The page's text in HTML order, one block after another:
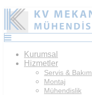
Kurumsal
Hizmetler
Servis & Bakım
Montaj
Mühendislik